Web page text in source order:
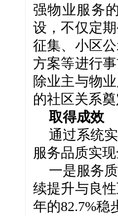
强物业服务
设，不仅定
征集、小区
方案等进行
除业主与物
的社区关系
取得成效
通过系统
服务品质实
一是服务
续提升与良
年的82.7%稳